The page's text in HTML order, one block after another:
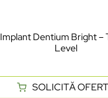
Implant Dentium Bright –
Level
SOLICITĂ